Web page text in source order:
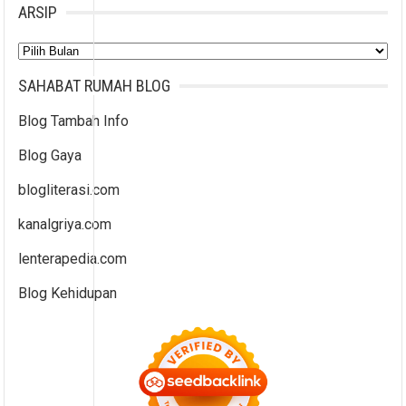
ARSIP
Arsip
SAHABAT RUMAH BLOG
Blog Tambah Info
Blog Gaya
blogliterasi.com
kanalgriya.com
lenterapedia.com
Blog Kehidupan